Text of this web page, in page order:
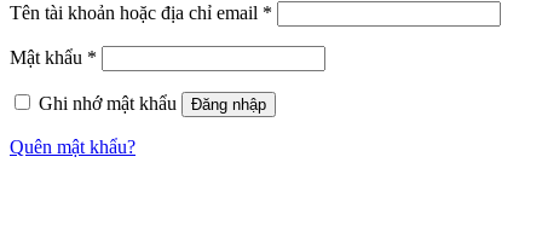
Tên tài khoản hoặc địa chỉ email *
Mật khẩu *
Ghi nhớ mật khẩu Đăng nhập
Quên mật khẩu?